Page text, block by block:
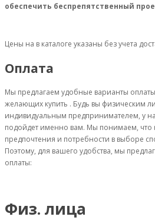
обеспечить беспрепятственный
Цены на в каталоге указаны без учета
Оплата
Мы предлагаем удобные варианты оплаты
желающих купить . Будь вы физическим
индивидуальным предпринимателем, у
подойдет именно вам. Мы понимаем, что
предпочтения и потребности в выборе
Поэтому, для вашего удобства, мы
оплаты:
Физ. лица